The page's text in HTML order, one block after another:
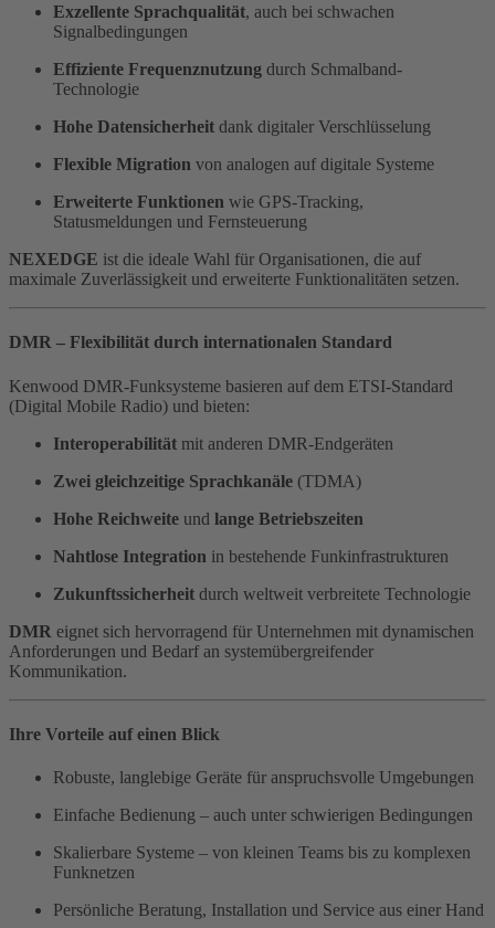
Exzellente Sprachqualität, auch bei schwachen
Signalbedingungen
Effiziente Frequenznutzung durch Schmalband-
Technologie
Hohe Datensicherheit dank digitaler Verschlüsselung
Flexible Migration von analogen auf digitale Systeme
Erweiterte Funktionen wie GPS-Tracking,
Statusmeldungen und Fernsteuerung
NEXEDGE ist die ideale Wahl für Organisationen, die auf
maximale Zuverlässigkeit und erweiterte Funktionalitäten setzen.
DMR – Flexibilität durch internationalen Standard
Kenwood DMR-Funksysteme basieren auf dem ETSI-Standard
(Digital Mobile Radio) und bieten:
Interoperabilität mit anderen DMR-Endgeräten
Zwei gleichzeitige Sprachkanäle (TDMA)
Hohe Reichweite und lange Betriebszeiten
Nahtlose Integration in bestehende Funkinfrastrukturen
Zukunftssicherheit durch weltweit verbreitete Technologie
DMR eignet sich hervorragend für Unternehmen mit dynamischen
Anforderungen und Bedarf an systemübergreifender
Kommunikation.
Ihre Vorteile auf einen Blick
Robuste, langlebige Geräte für anspruchsvolle Umgebungen
Einfache Bedienung – auch unter schwierigen Bedingungen
Skalierbare Systeme – von kleinen Teams bis zu komplexen
Funknetzen
Persönliche Beratung, Installation und Service aus einer Hand